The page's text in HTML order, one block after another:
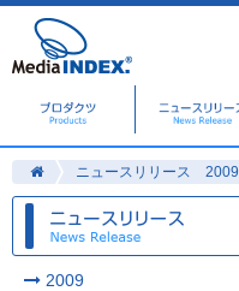
ニュースリリース 2009
2009